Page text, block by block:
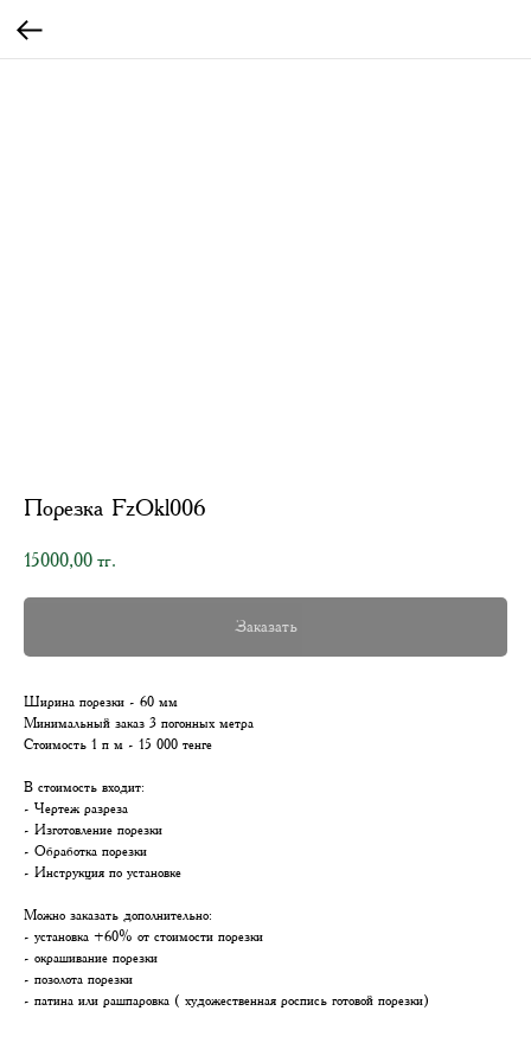
Порезка FzOkl006
15000,00 тг.
Заказать
Ширина порезки - 60 мм
Минимальный заказ 3 погонных метра
Стоимость 1 п м - 15 000 тенге
В стоимость входит:
- Чертеж разреза
- Изготовление порезки
- Обработка порезки
- Инструкция по установке
Можно заказать дополнительно:
- установка +60% от стоимости порезки
- окрашивание порезки
- позолота порезки
- патина или рашпаровка ( художественная роспись готовой порезки)